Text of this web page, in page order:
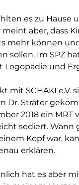
es zu Hause
meint aber, dass
mehr können
sollen. Im SPZ
und
mit SCHAKI e.V.
Dr. Sträter
2018 ein MRT
sediert. Wann
Kopf war,
erklären.
hat es aber